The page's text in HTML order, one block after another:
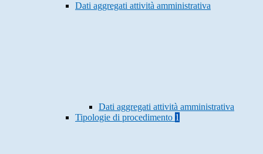
Dati aggregati attività amministrativa
Dati aggregati attività amministrativa
Tipologie di procedimento 1